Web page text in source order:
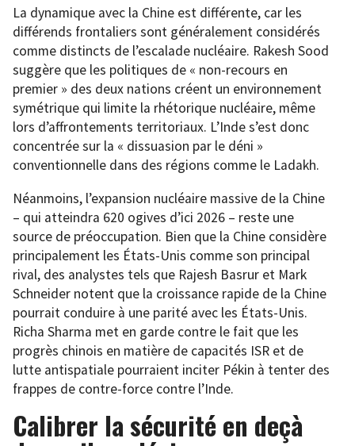
La dynamique avec la Chine est différente, car les
différends frontaliers sont généralement considérés
comme distincts de l’escalade nucléaire. Rakesh Sood
suggère que les politiques de « non-recours en
premier » des deux nations créent un environnement
symétrique qui limite la rhétorique nucléaire, même
lors d’affrontements territoriaux. L’Inde s’est donc
concentrée sur la « dissuasion par le déni »
conventionnelle dans des régions comme le Ladakh.
Néanmoins, l’expansion nucléaire massive de la Chine
– qui atteindra 620 ogives d’ici 2026 – reste une
source de préoccupation. Bien que la Chine considère
principalement les États-Unis comme son principal
rival, des analystes tels que Rajesh Basrur et Mark
Schneider notent que la croissance rapide de la Chine
pourrait conduire à une parité avec les États-Unis.
Richa Sharma met en garde contre le fait que les
progrès chinois en matière de capacités ISR et de
lutte antispatiale pourraient inciter Pékin à tenter des
frappes de contre-force contre l’Inde.
Calibrer la sécurité en deçà